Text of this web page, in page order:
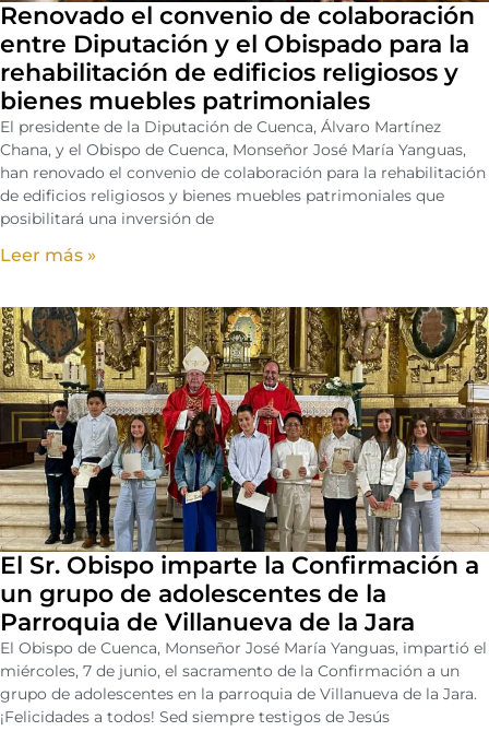
Renovado el convenio de colaboración
entre Diputación y el Obispado para la
rehabilitación de edificios religiosos y
bienes muebles patrimoniales
El presidente de la Diputación de Cuenca, Álvaro Martínez
Chana, y el Obispo de Cuenca, Monseñor José María Yanguas,
han renovado el convenio de colaboración para la rehabilitación
de edificios religiosos y bienes muebles patrimoniales que
posibilitará una inversión de
Leer más »
El Sr. Obispo imparte la Confirmación a
un grupo de adolescentes de la
Parroquia de Villanueva de la Jara
El Obispo de Cuenca, Monseñor José María Yanguas, impartió el
miércoles, 7 de junio, el sacramento de la Confirmación a un
grupo de adolescentes en la parroquia de Villanueva de la Jara.
¡Felicidades a todos! Sed siempre testigos de Jesús